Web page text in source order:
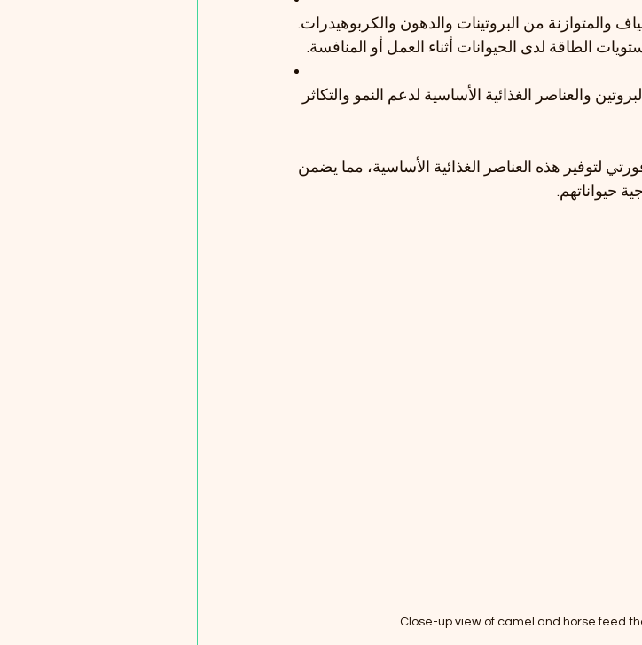
والمتوازنة من البروتينات والدهون والكربوهيدرات.
الطاقة لدى الحيوانات أثناء العمل أو المنافسة.
والعناصر الغذائية الأساسية لدعم النمو والتكاثر
لتوفير هذه العناصر الغذائية الأساسية، مما يضمن
حيواناتهم.
Close-up view of camel and horse feed